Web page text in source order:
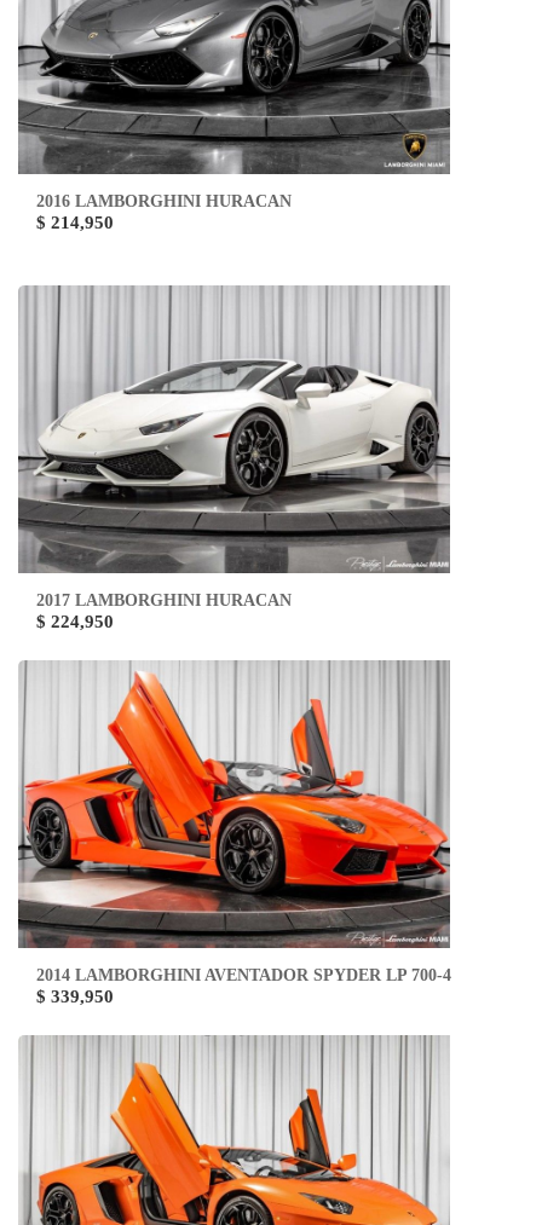
2016 LAMBORGHINI HURACAN
$ 214,950
2017 LAMBORGHINI HURACAN
$ 224,950
2014 LAMBORGHINI AVENTADOR SPYDER LP 700-4
$ 339,950